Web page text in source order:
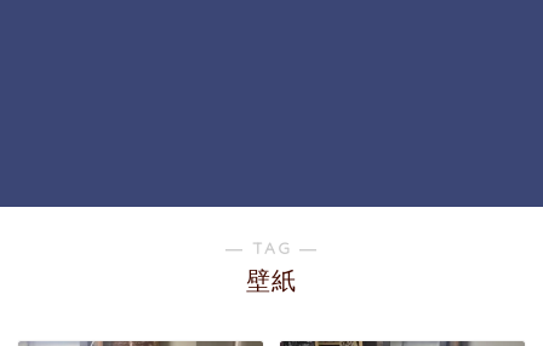
― TAG ―
壁紙